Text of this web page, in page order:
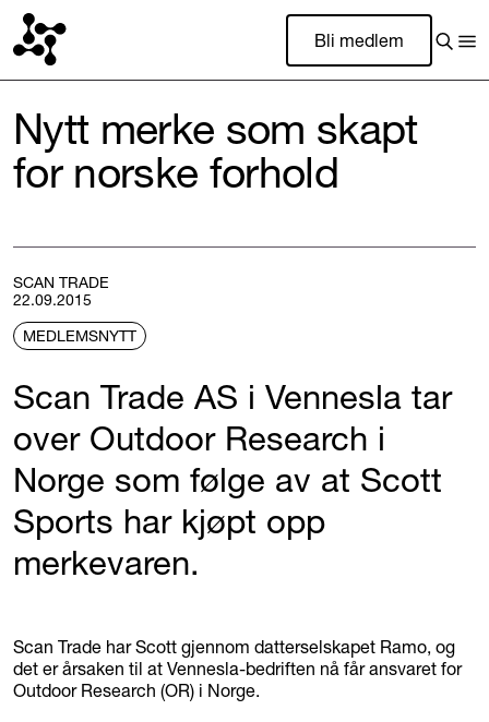
Bli medlem
Nytt merke som skapt
for norske forhold
SCAN TRADE
22.09.2015
MEDLEMSNYTT
Scan Trade AS i Vennesla tar
over Outdoor Research i
Norge som følge av at Scott
Sports har kjøpt opp
merkevaren.
Scan Trade har Scott gjennom datterselskapet Ramo, og
det er årsaken til at Vennesla-bedriften nå får ansvaret for
Outdoor Research (OR) i Norge.